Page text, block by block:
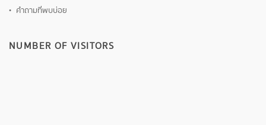
คำถามที่พบบ่อย
NUMBER OF VISITORS